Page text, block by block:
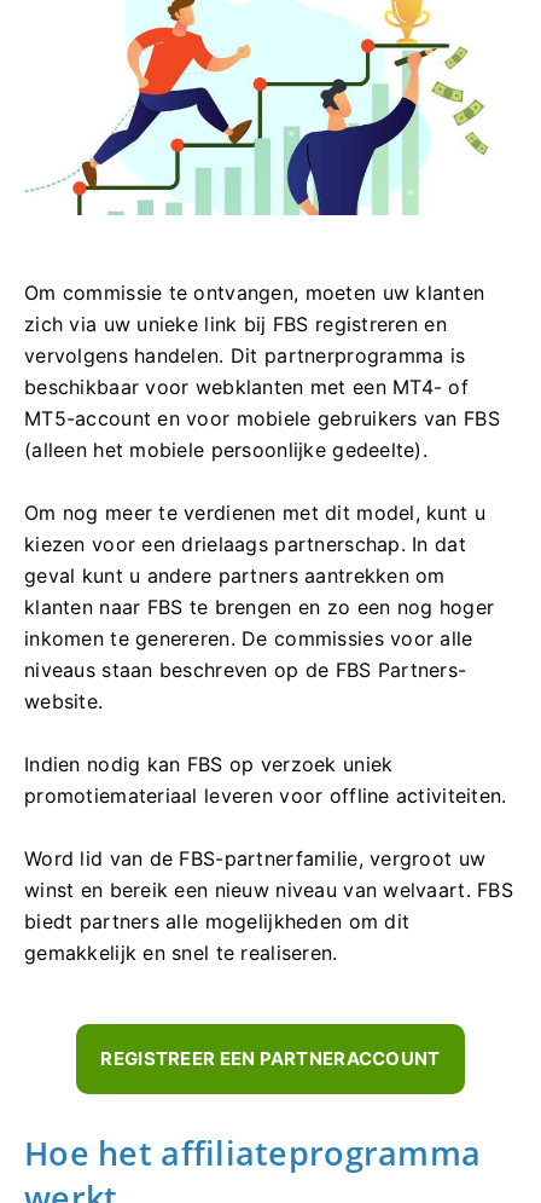
Om commissie te ontvangen, moeten uw klanten
zich via uw unieke link bij FBS registreren en
vervolgens handelen. Dit partnerprogramma is
beschikbaar voor webklanten met een MT4- of
MT5-account en voor mobiele gebruikers van FBS
(alleen het mobiele persoonlijke gedeelte).
Om nog meer te verdienen met dit model, kunt u
kiezen voor een drielaags partnerschap. In dat
geval kunt u andere partners aantrekken om
klanten naar FBS te brengen en zo een nog hoger
inkomen te genereren. De commissies voor alle
niveaus staan ​​beschreven op de FBS Partners-
website.
Indien nodig kan FBS op verzoek uniek
promotiemateriaal leveren voor offline activiteiten.
Word lid van de FBS-partnerfamilie, vergroot uw
winst en bereik een nieuw niveau van welvaart. FBS
biedt partners alle mogelijkheden om dit
gemakkelijk en snel te realiseren.
REGISTREER EEN PARTNERACCOUNT
Hoe het affiliateprogramma